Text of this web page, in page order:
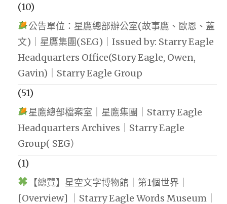
(10)
公告單位：星鷹總部辦公室(故事鷹、歐恩、蓋
文)｜星鷹集團(SEG)｜Issued by: Starry Eagle
Headquarters Office(Story Eagle, Owen,
Gavin)｜Starry Eagle Group
(51)
星鷹總部檔案室｜星鷹集團｜Starry Eagle
Headquarters Archives｜Starry Eagle
Group( SEG）
(1)
【總覽】星空文字博物館｜第1個世界｜
[Overview] ｜Starry Eagle Words Museum｜